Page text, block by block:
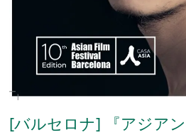
[バルセロナ] 『アジア